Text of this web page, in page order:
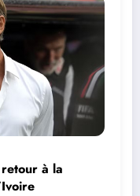
à la